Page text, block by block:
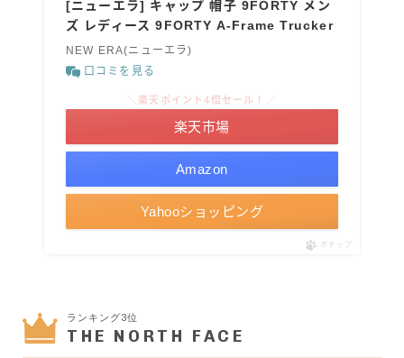
[ニューエラ] キャップ 帽子 9FORTY メン
ズ レディース 9FORTY A-Frame Trucker
NEW ERA(ニューエラ)
口コミを見る
Amazon
＼楽天ポイント4倍セール！／
楽天市場
Yahooショッピング
ポチップ
ランキング3位
THE NORTH FACE